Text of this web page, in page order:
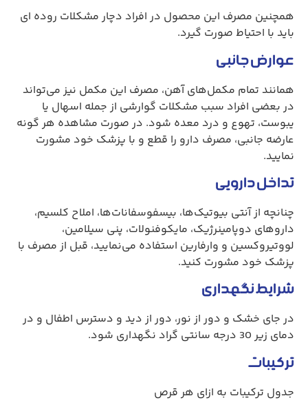
همچنین مصرف این محصول در افراد دچار مشکلات روده ای
باید با احتیاط صورت گیرد.
عوارض جانبی
همانند تمام مکمل‌های آهن، مصرف این مکمل نیز می‌تواند
در بعضی افراد سبب مشکلات گوارشی از جمله اسهال یا
یبوست، تهوع و درد معده شود. در صورت مشاهده هر گونه
عارضه جانبی، مصرف دارو را قطع و با پزشک خود مشورت
نمایید.
تداخل دارویی
چنانچه از آنتی بیوتیک‌ها، بیسفوسفانات‌ها، املاح کلسیم،
داروهای دوپامینرژیک، مایکوفنولات، پنی سیلامین،
لووتیروکسین و وارفارین استفاده می‌نمایید، قبل از مصرف با
پزشک خود مشورت کنید.
شرایط نگهداری
در جای خشک و دور از نور، دور از دید و دسترس اطفال و در
دمای زیر 30 درجه سانتی گراد نگهداری شود.
ترکیبات
جدول ترکیبات به ازای هر قرص